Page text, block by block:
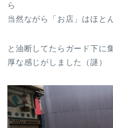
ら
当然ながら「お店」はほと
と油断してたらガード下に
厚な感じがしました（謎）